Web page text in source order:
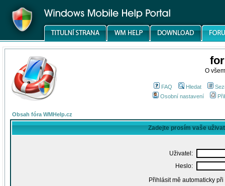
O
FAQ Hledat
Osobní nastavení
Obsah fóra WMHelp.cz
Zadejte prosím vaše
Uživatel:
Heslo:
Přihlásit mě automaticky